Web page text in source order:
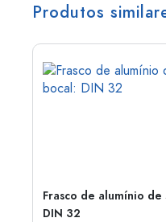
Produtos
Frasco de alumínio
DIN 32